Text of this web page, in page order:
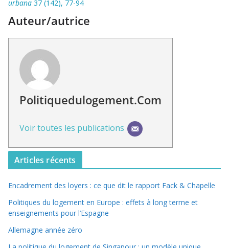
urbana 37 (142), 77-94
Auteur/autrice
Politiquedulogement.com
Voir toutes les publications
Articles récents
Encadrement des loyers : ce que dit le rapport Fack & Chapelle
Politiques du logement en Europe : effets à long terme et
enseignements pour l’Espagne
Allemagne année zéro